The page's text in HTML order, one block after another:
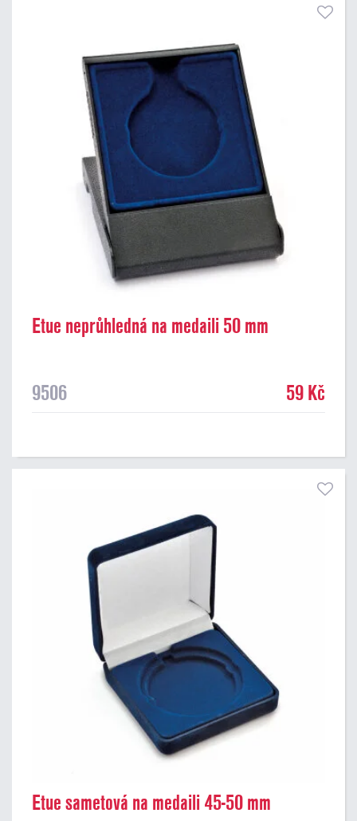
Etue neprůhledná na medaili 50 mm
9506 59 Kč
Etue sametová na medaili 45-50 mm